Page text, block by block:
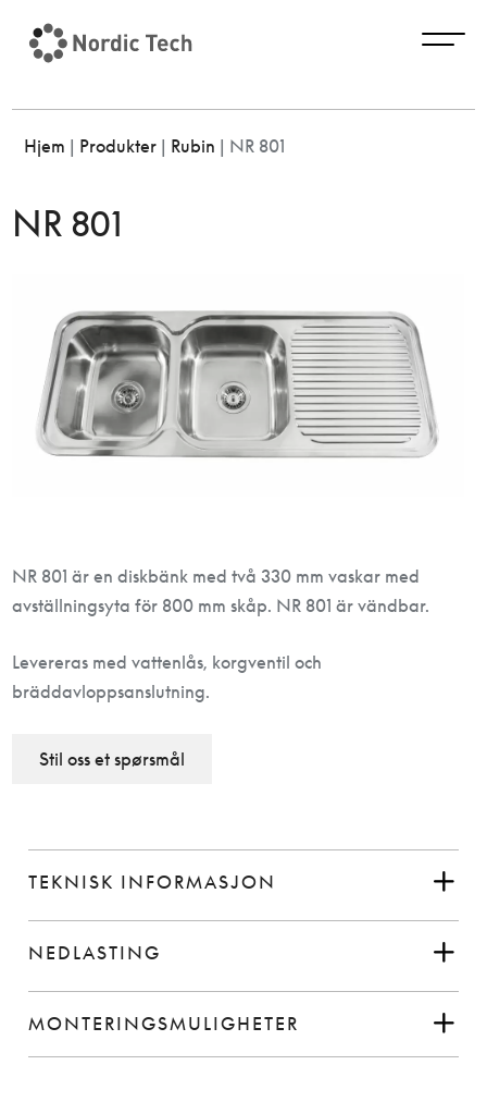
Hjem | Produkter| Rubin | NR 801
NR 801
NR 801 är en diskbänk med två 330 mm vaskar med
avställningsyta för 800 mm skåp. NR 801 är vändbar.
Levereras med vattenlås, korgventil och
bräddavloppsanslutning.
Stil oss et spørsmål
TEKNISK INFORMASJON
NEDLASTING
MONTERINGSMULIGHETER